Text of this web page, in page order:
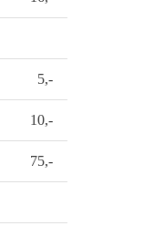
5,-
10,-
75,-